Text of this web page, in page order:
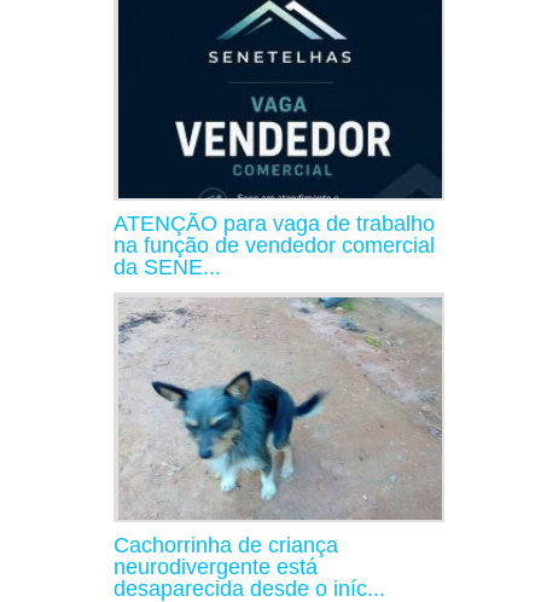
ATENÇÃO para vaga de trabalho
na função de vendedor comercial
da SENE...
Cachorrinha de criança
neurodivergente está
desaparecida desde o iníc...